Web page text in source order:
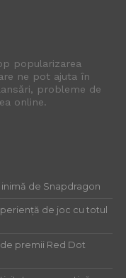
popularizarea
ne pot ajuta în
probleme de
online.
inimă de Snapdragon
de joc cu totul
de premii Red Dot